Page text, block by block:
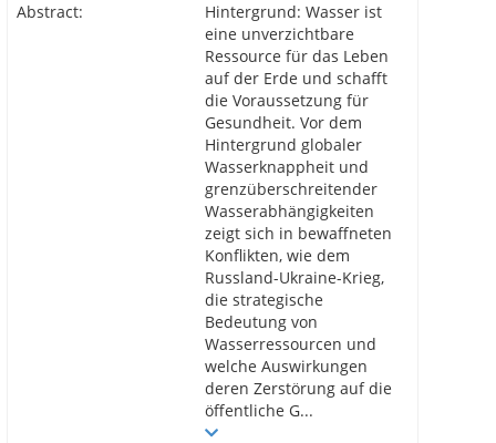
Abstract:
Hintergrund: Wasser ist
eine unverzichtbare
Ressource für das Leben
auf der Erde und schafft
die Voraussetzung für
Gesundheit. Vor dem
Hintergrund globaler
Wasserknappheit und
grenzüberschreitender
Wasserabhängigkeiten
zeigt sich in bewaffneten
Konflikten, wie dem
Russland-Ukraine-Krieg,
die strategische
Bedeutung von
Wasserressourcen und
welche Auswirkungen
deren Zerstörung auf die
öffentliche G...